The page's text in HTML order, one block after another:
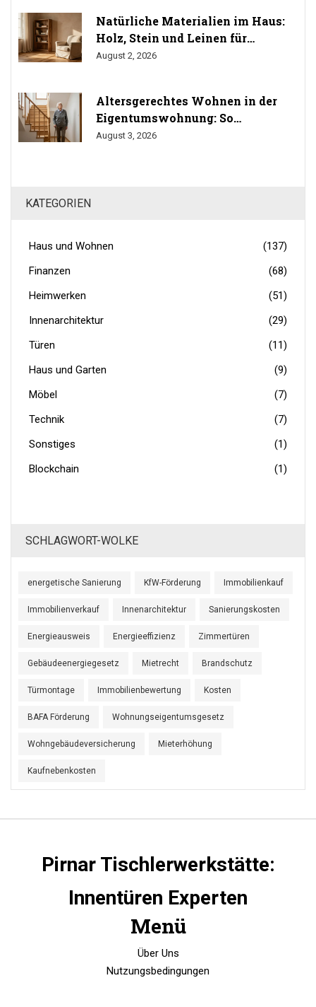
Natürliche Materialien im Haus:
Holz, Stein und Leinen für
gesundes Wohnen
August 2, 2026
Altersgerechtes Wohnen in der
Eigentumswohnung: So
durchsetzen Sie Ihr Umbaurecht
August 3, 2026
KATEGORIEN
Haus und Wohnen
(137)
Finanzen
(68)
Heimwerken
(51)
Innenarchitektur
(29)
Türen
(11)
Haus und Garten
(9)
Möbel
(7)
Technik
(7)
Sonstiges
(1)
Blockchain
(1)
SCHLAGWORT-WOLKE
energetische Sanierung KfW-Förderung Immobilienkauf
Immobilienverkauf Innenarchitektur Sanierungskosten
Energieausweis Energieeffizienz Zimmertüren
Gebäudeenergiegesetz Mietrecht Brandschutz
Türmontage Immobilienbewertung Kosten
BAFA Förderung Wohnungseigentumsgesetz
Wohngebäudeversicherung Mieterhöhung
Kaufnebenkosten
Pirnar Tischlerwerkstätte:
Innentüren Experten
Menü
Über Uns
Nutzungsbedingungen